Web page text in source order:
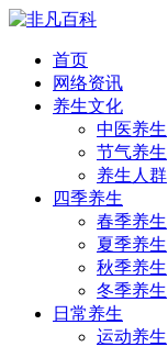
首页
网络资讯
养生文化
中医养生
节气养生
养生人群
四季养生
春季养生
夏季养生
秋季养生
冬季养生
日常养生
运动养生